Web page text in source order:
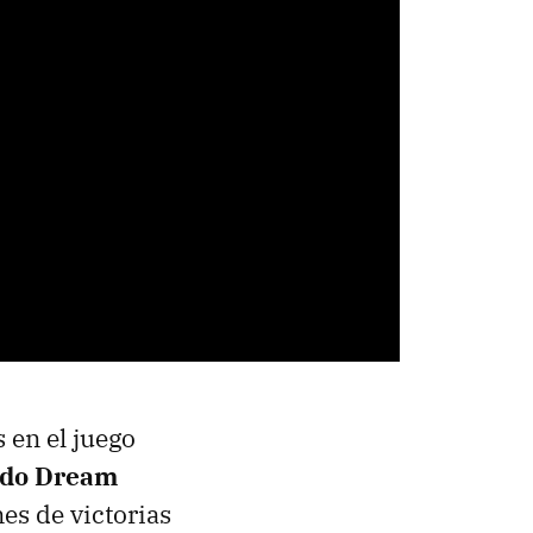
en el juego
Dream
de victorias